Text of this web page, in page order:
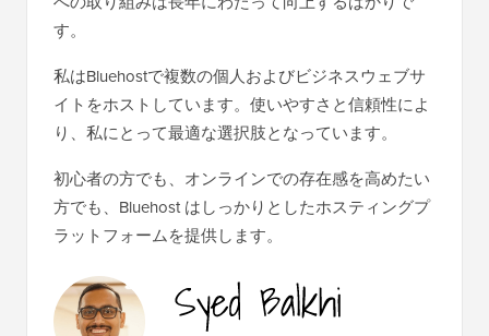
す。
私はBluehostで複数の個人およびビジネスウェブサ
イトをホストしています。使いやすさと信頼性によ
り、私にとって最適な選択肢となっています。
初心者の方でも、オンラインでの存在感を高めたい
方でも、Bluehost はしっかりとしたホスティングプ
ラットフォームを提供します。